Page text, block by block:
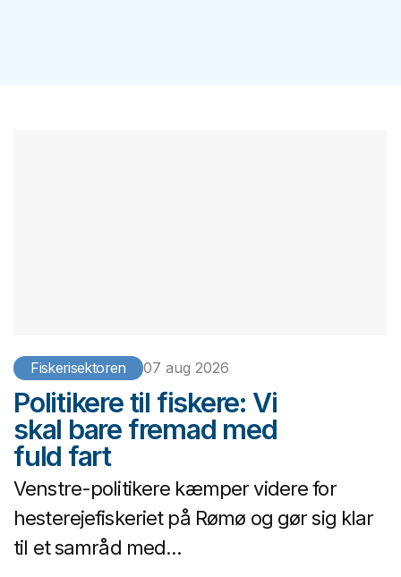
Fiskerisektoren 07 aug 2026
Politikere til fiskere: Vi
skal bare fremad med
fuld fart
Venstre-politikere kæmper videre for
hesterejefiskeriet på Rømø og gør sig klar
til et samråd med...